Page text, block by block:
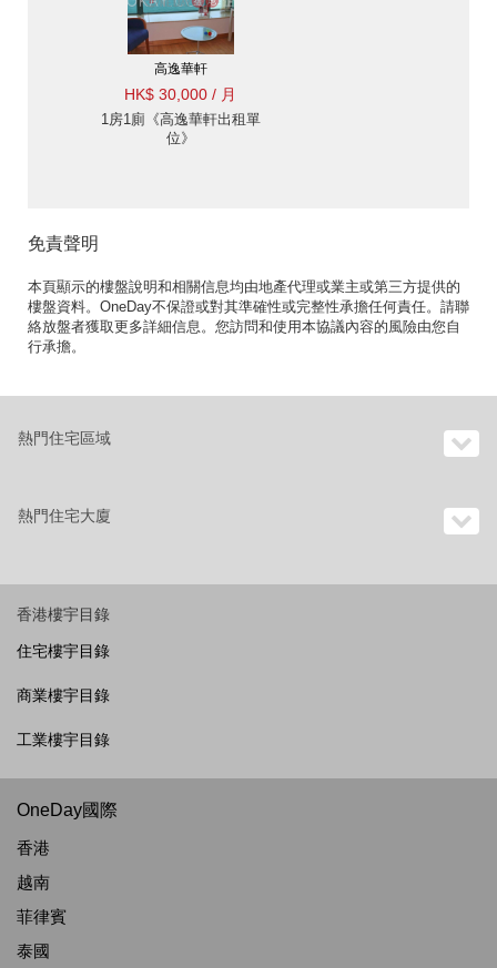
高逸華軒
HK$ 30,000 / 月
1房1廁《高逸華軒出租單
位》
免責聲明
本頁顯示的樓盤說明和相關信息均由地產代理或業主或第三方提供的
樓盤資料。OneDay不保證或對其準確性或完整性承擔任何責任。請聯
絡放盤者獲取更多詳細信息。您訪問和使用本協議內容的風險由您自
行承擔。
熱門住宅區域
熱門住宅大廈
香港樓宇目錄
住宅樓宇目錄
商業樓宇目錄
工業樓宇目錄
OneDay國際
香港
越南
菲律賓
泰國